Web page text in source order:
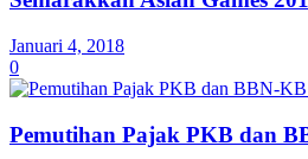
Januari 4, 2018
0
Pemutihan Pajak PKB dan